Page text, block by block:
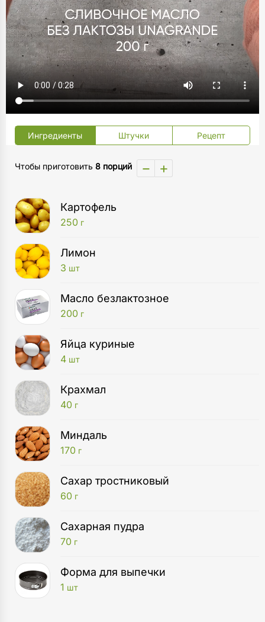
Ингредиенты Штучки Рецепт
Чтобы приготовить 8 порций − +
Картофель
250 г
Лимон
3 шт
Масло безлактозное
200 г
Яйца куриные
4 шт
Крахмал
40 г
Миндаль
170 г
Сахар тростниковый
60 г
Сахарная пудра
70 г
Форма для выпечки
1 шт